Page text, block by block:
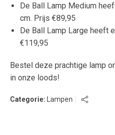
De Ball Lamp Medium
cm. Prijs €89,95
De Ball Lamp Large heeft
€119,95
Bestel deze prachtige lamp
in onze loods!
Categorie: Lampen